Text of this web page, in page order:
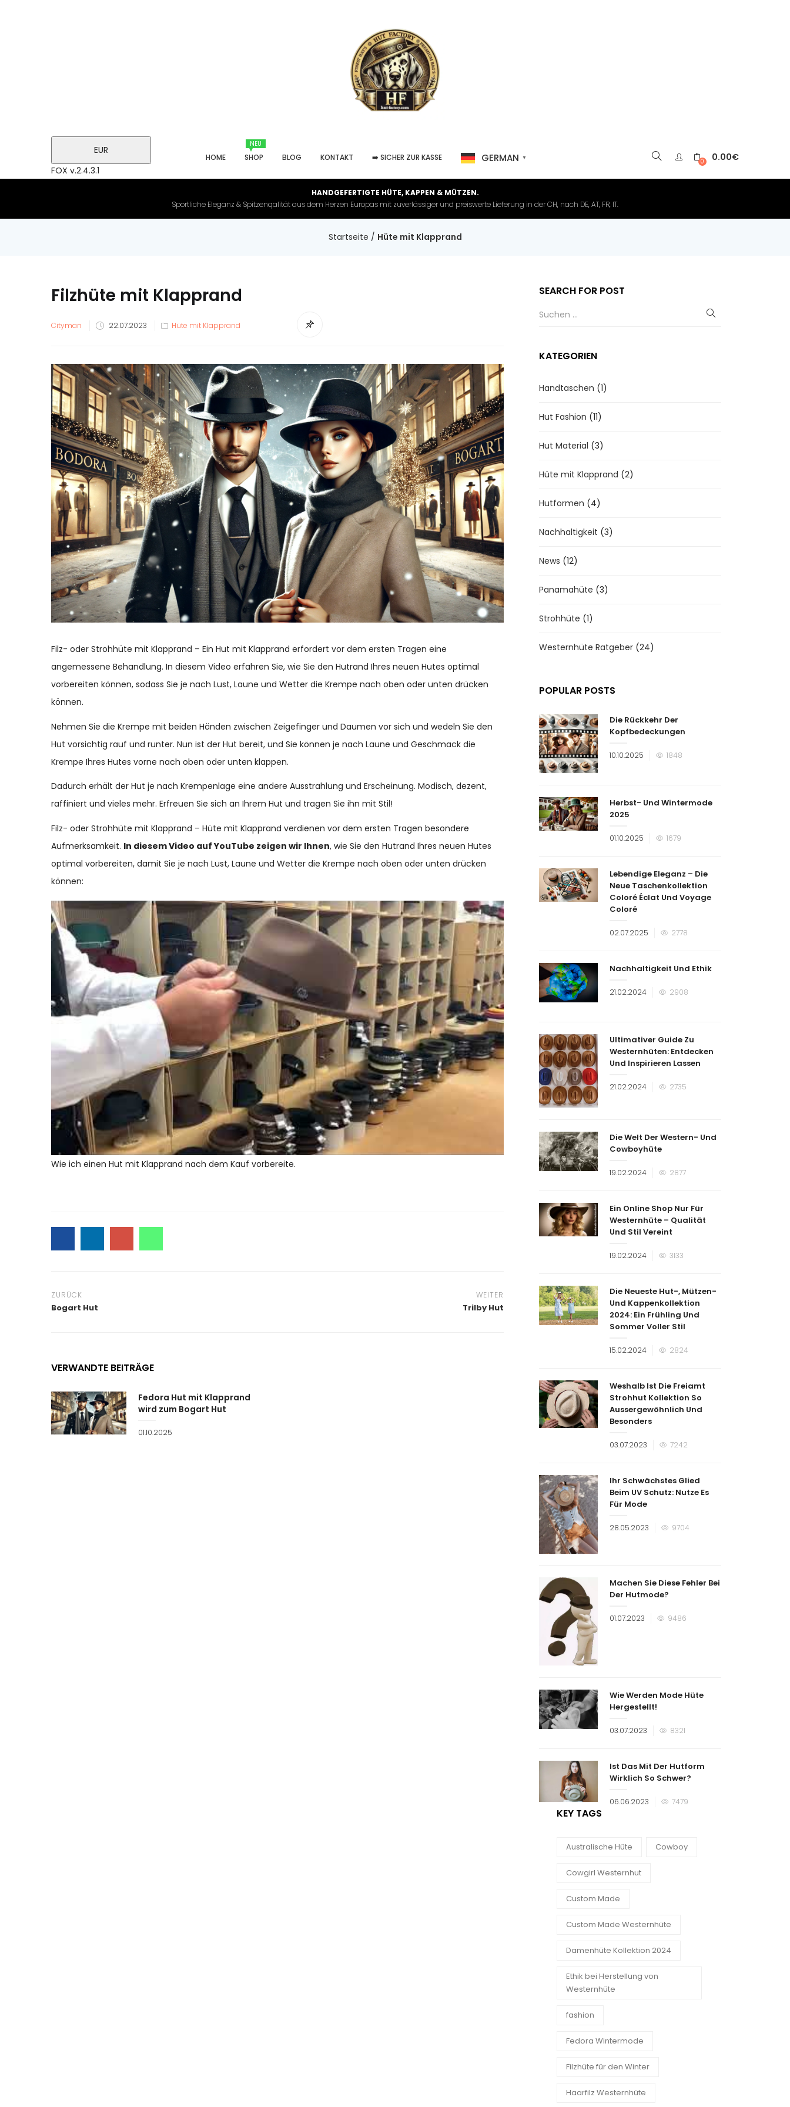
EUR
FOX v.2.4.3.1
HOME
NEU
SHOP BLOG KONTAKT ➡️ SICHER ZUR KASSE GERMAN ▼ 0 0.00€
HANDGEFERTIGTE HÜTE, KAPPEN & MÜTZEN.
Sportliche Eleganz & Spitzenqalität aus dem Herzen Europas mit zuverlässiger und preiswerte Lieferung in der CH, nach DE, AT, FR, IT.
Startseite / Hüte mit Klapprand
Filzhüte mit Klapprand
Cityman
Veröffentlicht
22.07.2023 Hüte mit Klapprand
Filz- oder Strohhüte mit Klapprand – Ein Hut mit Klapprand erfordert vor dem ersten Tragen eine
angemessene Behandlung. In diesem Video erfahren Sie, wie Sie den Hutrand Ihres neuen Hutes optimal
vorbereiten können, sodass Sie je nach Lust, Laune und Wetter die Krempe nach oben oder unten drücken
können.
Nehmen Sie die Krempe mit beiden Händen zwischen Zeigefinger und Daumen vor sich und wedeln Sie den
Hut vorsichtig rauf und runter. Nun ist der Hut bereit, und Sie können je nach Laune und Geschmack die
Krempe Ihres Hutes vorne nach oben oder unten klappen.
Dadurch erhält der Hut je nach Krempenlage eine andere Ausstrahlung und Erscheinung. Modisch, dezent,
raffiniert und vieles mehr. Erfreuen Sie sich an Ihrem Hut und tragen Sie ihn mit Stil!
Filz- oder Strohhüte mit Klapprand – Hüte mit Klapprand verdienen vor dem ersten Tragen besondere
Aufmerksamkeit. In diesem Video auf YouTube zeigen wir Ihnen, wie Sie den Hutrand Ihres neuen Hutes
optimal vorbereiten, damit Sie je nach Lust, Laune und Wetter die Krempe nach oben oder unten drücken
können:
Wie ich einen Hut mit Klapprand nach dem Kauf vorbereite.
ZURÜCK
Bogart Hut
WEITER
Trilby Hut
VERWANDTE BEITRÄGE
Fedora Hut mit Klapprand
wird zum Bogart Hut
Veröffentlicht
01.10.2025
SEARCH FOR POST
KATEGORIEN
Handtaschen (1)
Hut Fashion (11)
Hut Material (3)
Hüte mit Klapprand (2)
Hutformen (4)
Nachhaltigkeit (3)
News (12)
Panamahüte (3)
Strohhüte (1)
Westernhüte Ratgeber (24)
POPULAR POSTS
Die Rückkehr Der
Kopfbedeckungen
Veröffentlicht
10.10.2025 1848
Herbst- Und Wintermode
2025
Veröffentlicht
01.10.2025 1679
Lebendige Eleganz – Die
Neue Taschenkollektion
Coloré Éclat Und Voyage
Coloré
Veröffentlicht
02.07.2025 2778
Nachhaltigkeit Und Ethik
Veröffentlicht
21.02.2024 2908
Ultimativer Guide Zu
Westernhüten: Entdecken
Und Inspirieren Lassen
Veröffentlicht
21.02.2024 2735
Die Welt Der Western- Und
Cowboyhüte
Veröffentlicht
19.02.2024 2877
Ein Online Shop Nur Für
Westernhüte – Qualität
Und Stil Vereint
Veröffentlicht
19.02.2024 3133
Die Neueste Hut-, Mützen-
Und Kappenkollektion
2024: Ein Frühling Und
Sommer Voller Stil
Veröffentlicht
15.02.2024 2824
Weshalb Ist Die Freiamt
Strohhut Kollektion So
Aussergewöhnlich Und
Besonders
Veröffentlicht
03.07.2023 7242
Ihr Schwächstes Glied
Beim UV Schutz: Nutze Es
Für Mode
Veröffentlicht
28.05.2023 9704
Machen Sie Diese Fehler Bei
Der Hutmode?
Veröffentlicht
01.07.2023 9486
Wie Werden Mode Hüte
Hergestellt!
Veröffentlicht
03.07.2023 8321
Ist Das Mit Der Hutform
Wirklich So Schwer?
Veröffentlicht
06.06.2023 7479
KEY TAGS
Australische Hüte Cowboy
Cowgirl Westernhut
Custom Made
Custom Made Westernhüte
Damenhüte Kollektion 2024
Ethik bei Herstellung von
Westernhüte
fashion
Fedora Wintermode
Filzhüte für den Winter
Haarfilz Westernhüte